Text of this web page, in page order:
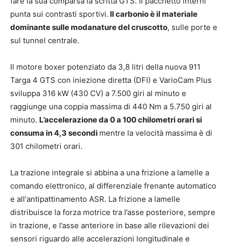
punta sui contrasti sportivi. Il carbonio è il materiale
dominante sulle modanature del cruscotto, sulle porte e
sul tunnel centrale.
Il motore boxer potenziato da 3,8 litri della nuova 911
Targa 4 GTS con iniezione diretta (DFI) e VarioCam Plus
sviluppa 316 kW (430 CV) a 7.500 giri al minuto e
raggiunge una coppia massima di 440 Nm a 5.750 giri al
minuto. L’accelerazione da 0 a 100 chilometri orari si
consuma in 4,3 secondi mentre la velocità massima è di
301 chilometri orari.
La trazione integrale si abbina a una frizione a lamelle a
comando elettronico, al differenziale frenante automatico
e allʼantipattinamento ASR. La frizione a lamelle
distribuisce la forza motrice tra l’asse posteriore, sempre
in trazione, e l’asse anteriore in base alle rilevazioni dei
sensori riguardo alle accelerazioni longitudinale e